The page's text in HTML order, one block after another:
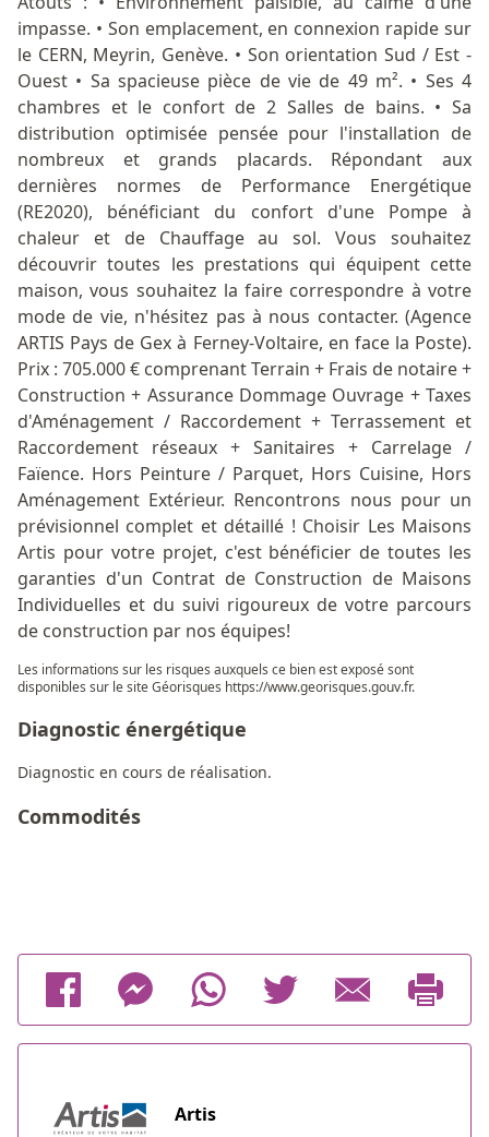
impasse. • Son emplacement, en connexion rapide sur
le CERN, Meyrin, Genève. • Son orientation Sud / Est -
Ouest • Sa spacieuse pièce de vie de 49 m². • Ses 4
chambres et le confort de 2 Salles de bains. • Sa
distribution optimisée pensée pour l'installation de
nombreux et grands placards. Répondant aux
dernières normes de Performance Energétique
(RE2020), bénéficiant du confort d'une Pompe à
chaleur et de Chauffage au sol. Vous souhaitez
découvrir toutes les prestations qui équipent cette
maison, vous souhaitez la faire correspondre à votre
mode de vie, n'hésitez pas à nous contacter. (Agence
ARTIS Pays de Gex à Ferney-Voltaire, en face la Poste).
Prix : 705.000 € comprenant Terrain + Frais de notaire +
Construction + Assurance Dommage Ouvrage + Taxes
d'Aménagement / Raccordement + Terrassement et
Raccordement réseaux + Sanitaires + Carrelage /
Faïence. Hors Peinture / Parquet, Hors Cuisine, Hors
Aménagement Extérieur. Rencontrons nous pour un
prévisionnel complet et détaillé ! Choisir Les Maisons
Artis pour votre projet, c'est bénéficier de toutes les
garanties d'un Contrat de Construction de Maisons
Individuelles et du suivi rigoureux de votre parcours
de construction par nos équipes!
Les informations sur les risques auxquels ce bien est exposé sont
disponibles sur le site Géorisques https://www.georisques.gouv.fr.
Diagnostic énergétique
Diagnostic en cours de réalisation.
Commodités
Artis